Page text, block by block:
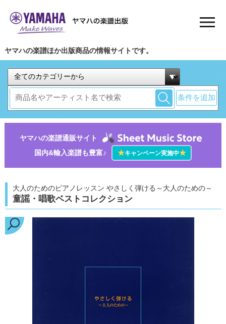
ヤマハの楽譜ほか出版商品の情報サイトです。
条件を追加
ヤマハの楽譜通販サイト
国内&輸入楽譜も豊富♪
★キャンペーン実施中★
大人のためのピアノレッスン やさしく弾ける～大人のための～
童謡・唱歌ベストコレクション